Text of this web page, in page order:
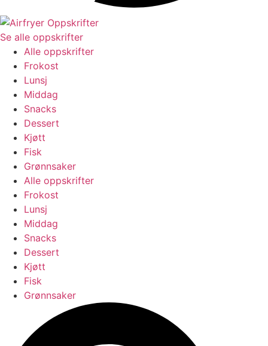
Se alle oppskrifter
Alle oppskrifter
Frokost
Lunsj
Middag
Snacks
Dessert
Kjøtt
Fisk
Grønnsaker
Alle oppskrifter
Frokost
Lunsj
Middag
Snacks
Dessert
Kjøtt
Fisk
Grønnsaker